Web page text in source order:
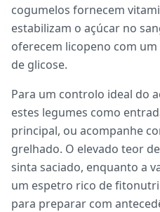
cogumelos fornecem
estabilizam o açúcar no
oferecem licopeno com
de glicose.
Para um controlo ideal do
estes legumes como
principal, ou acompanhe
grelhado. O elevado teor
sinta saciado, enquanto a
um espetro rico de
para preparar com